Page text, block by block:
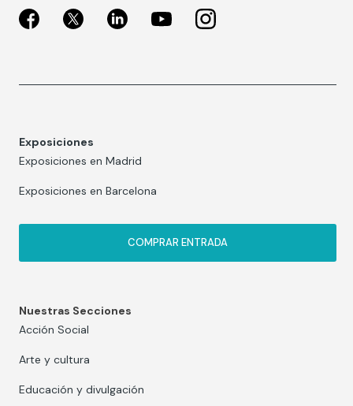
Exposiciones
Exposiciones en Madrid
Exposiciones en Barcelona
COMPRAR ENTRADA
Nuestras Secciones
Acción Social
Arte y cultura
Educación y divulgación